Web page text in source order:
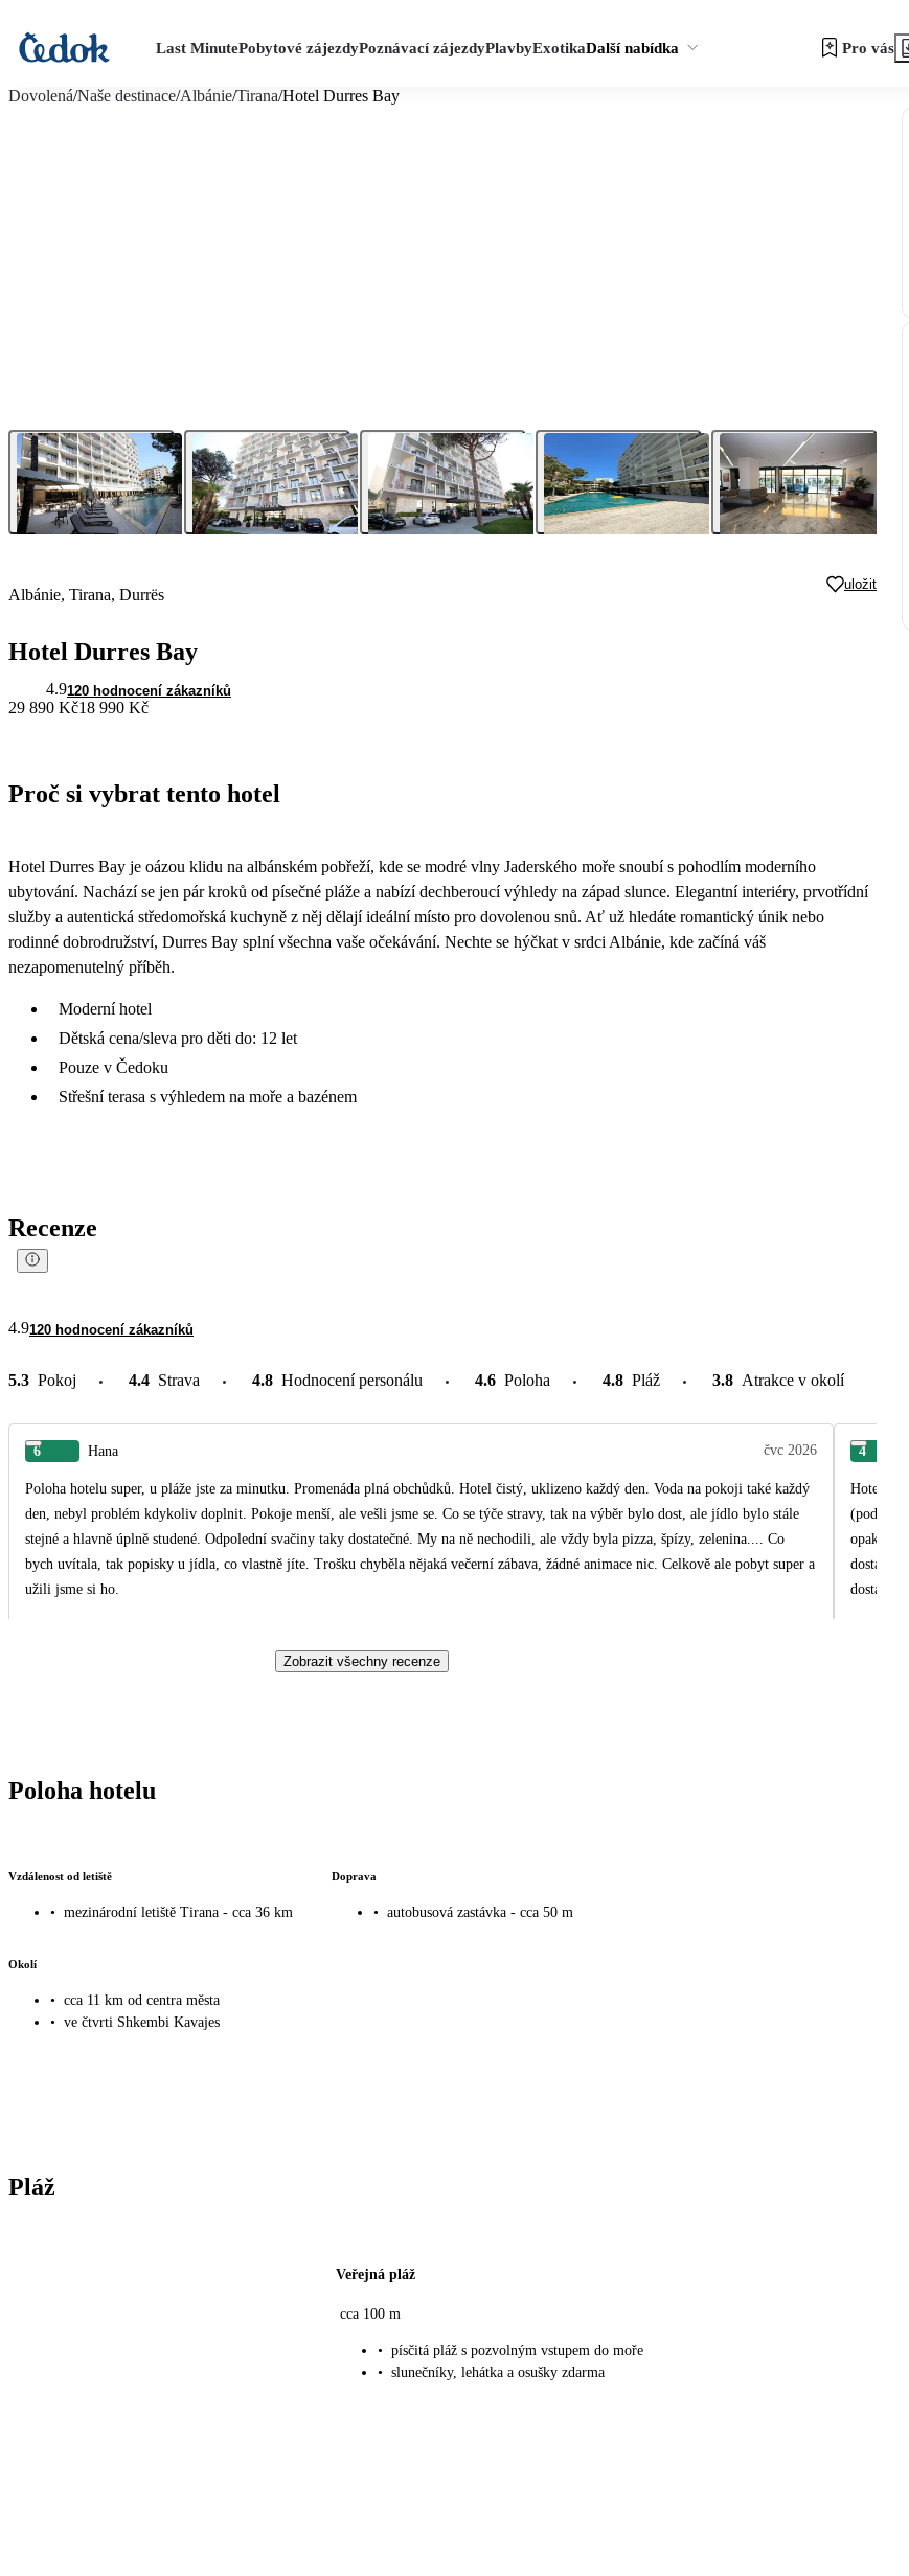
Last MinutePobytové zájezdyPoznávací zájezdyPlavbyExotikaDalší nabídka Pro vás
Dovolená/Naše destinace/Albánie/Tirana/Hotel Durres Bay
Albánie, Tirana, Durrës
uložit
Hotel Durres Bay
4.9120 hodnocení zákazníků
29 890 Kč18 990 Kč
Proč si vybrat tento hotel
Hotel Durres Bay je oázou klidu na albánském pobřeží, kde se modré vlny Jaderského moře snoubí s pohodlím moderního
ubytování. Nachází se jen pár kroků od písečné pláže a nabízí dechberoucí výhledy na západ slunce. Elegantní interiéry, prvotřídní
služby a autentická středomořská kuchyně z něj dělají ideální místo pro dovolenou snů. Ať už hledáte romantický únik nebo
rodinné dobrodružství, Durres Bay splní všechna vaše očekávání. Nechte se hýčkat v srdci Albánie, kde začíná váš
nezapomenutelný příběh.
Moderní hotel
Dětská cena/sleva pro děti do: 12 let
Pouze v Čedoku
Střešní terasa s výhledem na moře a bazénem
Recenze
4.9120 hodnocení zákazníků
5.3 Pokoj 4.4 Strava 4.8 Hodnocení personálu 4.6 Poloha 4.8 Pláž 3.8 Atrakce v okolí
6 Hana čvc 2026
Poloha hotelu super, u pláže jste za minutku. Promenáda plná obchůdků. Hotel čistý, uklizeno každý den. Voda na pokoji také každý
den, nebyl problém kdykoliv doplnit. Pokoje menší, ale vešli jsme se. Co se týče stravy, tak na výběr bylo dost, ale jídlo bylo stále
stejné a hlavně úplně studené. Odpolední svačiny taky dostatečné. My na ně nechodili, ale vždy byla pizza, špízy, zelenina.... Co
bych uvítala, tak popisky u jídla, co vlastně jíte. Trošku chyběla nějaká večerní zábava, žádné animace nic. Celkově ale pobyt super a
užili jsme si ho.
4
Hotel byl
dostatek, takže
Zobrazit všechny recenze
Poloha hotelu
Vzdálenost od letiště
• mezinárodní letiště Tirana - cca 36 km
Doprava
• autobusová zastávka - cca 50 m
Okolí
• cca 11 km od centra města
• ve čtvrti Shkembi Kavajes
Pláž
Veřejná pláž
cca 100 m
• písčitá pláž s pozvolným vstupem do moře
• slunečníky, lehátka a osušky zdarma